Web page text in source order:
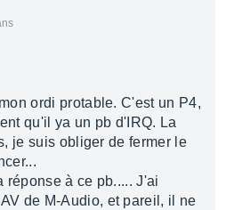
ordi protable. C'est un P4,
qu'il ya un pb d'IRQ. La
je suis obliger de fermer le
réponse à ce pb..... J'ai
de M-Audio, et pareil, il ne